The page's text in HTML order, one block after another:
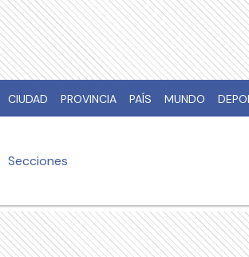
CIUDAD PROVINCIA PAÍS MUNDO
Secciones